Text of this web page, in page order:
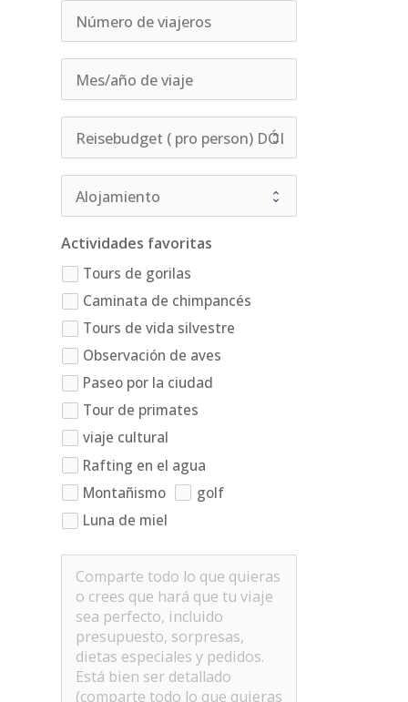
Actividades favoritas
Tours de gorilas
Caminata de chimpancés
Tours de vida silvestre
Observación de aves
Paseo por la ciudad
Tour de primates
viaje cultural
Rafting en el agua
Montañismo
golf
Luna de miel